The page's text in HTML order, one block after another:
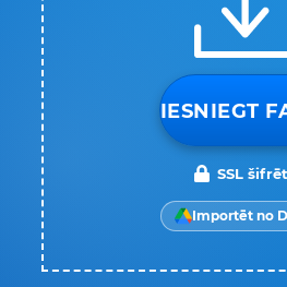
IESNIEGT
SSL
Importēt no